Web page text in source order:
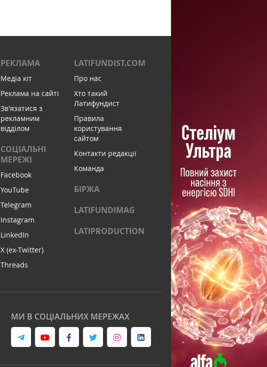
РЕКЛАМА
Медіа кіт
Реклама на сайті
Зв'язатися з
рекламним
відділом
СОЦІАЛЬНІ
МЕРЕЖІ
Facebook
YouTube
Telegram
Instagram
LinkedIn
X (ex-Twitter)
Threads
LATIFUNDIST.COM
Про нас
Хто такий
Латифундист
Правила
користування
сайтом
Контакти редакції
Команда
БІРЖА
LATIFUNDIMAG
LATIPRODUCTION
МИ В СОЦІАЛЬНИХ МЕРЕЖАХ